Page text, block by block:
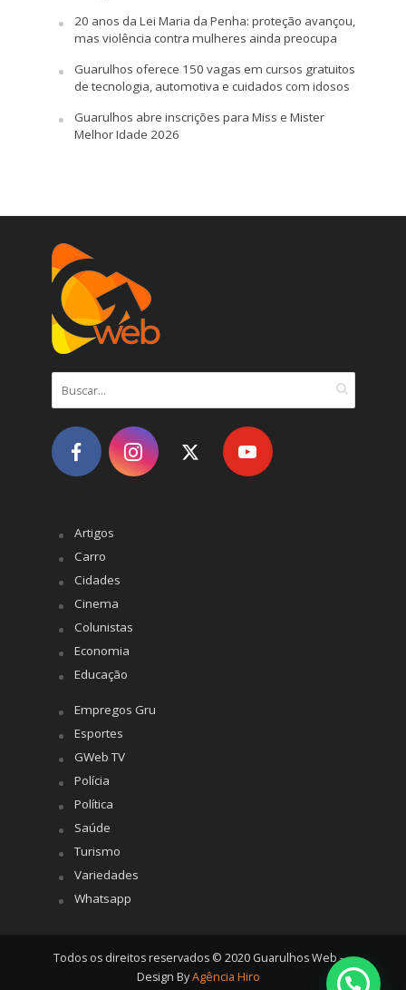
20 anos da Lei Maria da Penha: proteção avançou,
mas violência contra mulheres ainda preocupa
Guarulhos oferece 150 vagas em cursos gratuitos
de tecnologia, automotiva e cuidados com idosos
Guarulhos abre inscrições para Miss e Mister
Melhor Idade 2026
Artigos
Carro
Cidades
Cinema
Colunistas
Economia
Educação
Empregos Gru
Esportes
GWeb TV
Polícia
Política
Saúde
Turismo
Variedades
Whatsapp
Todos os direitos reservados © 2020 Guarulhos Web -
Design ByAgência Hiro